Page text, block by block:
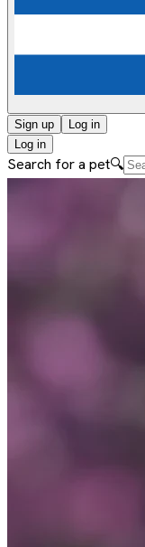
Sign up
Log in
Log in
Search for a pet🔍